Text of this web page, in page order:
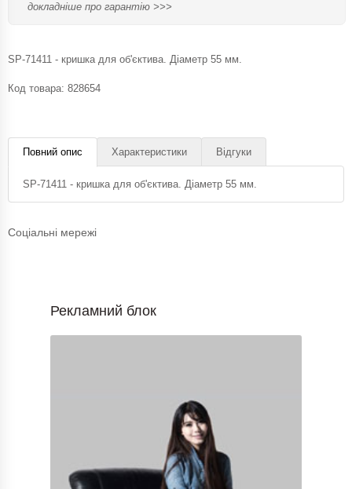
докладніше про гарантію >>>
SP-71411 - кришка для об'єктива. Діаметр 55 мм.
Код товара: 828654
Повний опис Характеристики Відгуки
SP-71411 - кришка для об'єктива. Діаметр 55 мм.
Соціальні мережі
Рекламний блок